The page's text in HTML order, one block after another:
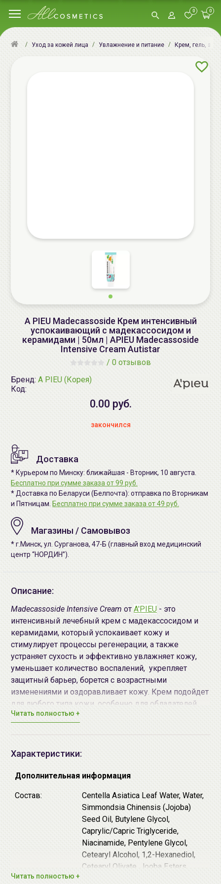
0 0
Уход за кожей лица Увлажнение и питание Крем, гель,
A PIEU Madecassoside Крем интенсивный
успокаивающий с мадекассосидом и
керамидами | 50мл | APIEU Madecassoside
Intensive Cream Autistar
/ 0 отзывов
Бренд: A PIEU (Корея)
Код:
0.00 руб.
закончился
Доставка
* Курьером по Минску: ближайшая - Вторник, 10 августа.
Бесплатно при сумме заказа от 99 руб.
* Доставка по Беларуси (Белпочта): отправка по Вторникам
и Пятницам. Бесплатно при сумме заказа от 49 руб.
Магазины / Самовывоз
* г.Минск, ул. Сурганова, 47-Б (главный вход медицинский
центр “НОРДИН”).
Описание:
Madecassoside Intensive Cream от A'PIEU - это
интенсивный лечебный крем с мадекассосидом и
керамидами, который успокаивает кожу и
стимулирует процессы регенерации, а также
устраняет сухость и эффективно увлажняет кожу,
уменьшает количество воспалений, укрепляет
защитный барьер, борется с возрастными
изменениями и оздоравливает кожу. Крем подойдет
для любого типа кожи, особенно для обладателей
чувствительной кожи склонной к воспалениям. Крем
♦Мадекассосид- это активный компонент,
азиатской. Мадекассосид эффективно успокаивает
клеток и способствует быстрому заживлению
повреждений, оздоравливает кожу, нормализует
выработку себума и водно-жировой баланс,
обладает антибактериальным и
противовоспалительным эффектом, а также
укрепляет сосуды и уменьшает глубину морщин.
Экстракт центеллы азиатской- это экстракт
уникального корейского растения, прекрасный
Читать полностью +
Характеристики:
Дополнительная информация
Состав:
Centella Asiatica Leaf Water, Water,
Simmondsia Chinensis (Jojoba)
Seed Oil, Butylene Glycol,
Caprylic/Capric Triglyceride,
Niacinamide, Pentylene Glycol,
Cetearyl Alcohol, 1,2-Hexanediol,
Cetearyl Olivate, Jooba Esters,
Читать полностью +